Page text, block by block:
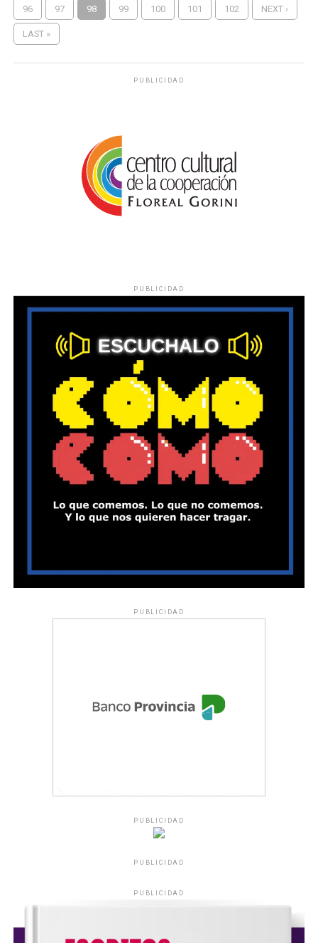
96 97 98 99 100 101 102 NEXT ›
LAST »
PUBLICIDAD
PUBLICIDAD
PUBLICIDAD
PUBLICIDAD
PUBLICIDAD
PUBLICIDAD